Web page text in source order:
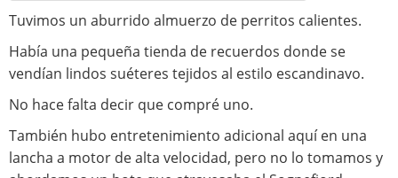
Tuvimos un aburrido almuerzo de perritos calientes.
Había una pequeña tienda de recuerdos donde se
vendían lindos suéteres tejidos al estilo escandinavo.
No hace falta decir que compré uno.
También hubo entretenimiento adicional aquí en una
lancha a motor de alta velocidad, pero no lo tomamos y